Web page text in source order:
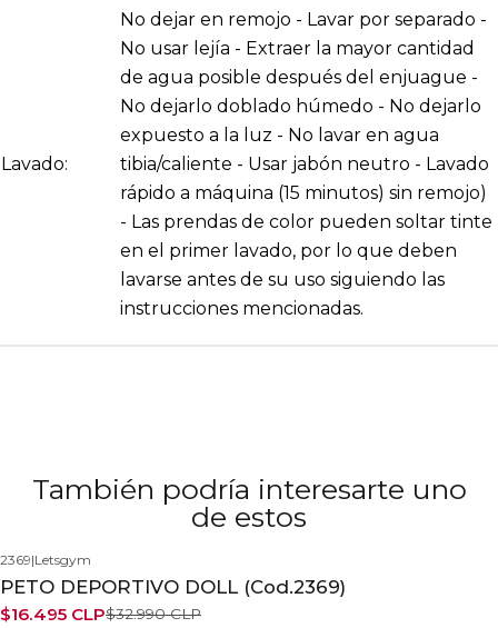
Lavado:
No dejar en remojo - Lavar por separado -
No usar lejía - Extraer la mayor cantidad
de agua posible después del enjuague -
No dejarlo doblado húmedo - No dejarlo
expuesto a la luz - No lavar en agua
tibia/caliente - Usar jabón neutro - Lavado
rápido a máquina (15 minutos) sin remojo)
- Las prendas de color pueden soltar tinte
en el primer lavado, por lo que deben
lavarse antes de su uso siguiendo las
instrucciones mencionadas.
También podría interesarte uno
de estos
-50%
2369|Letsgym
PETO DEPORTIVO DOLL (Cod.2369)
$16.495 CLP$32.990 CLP